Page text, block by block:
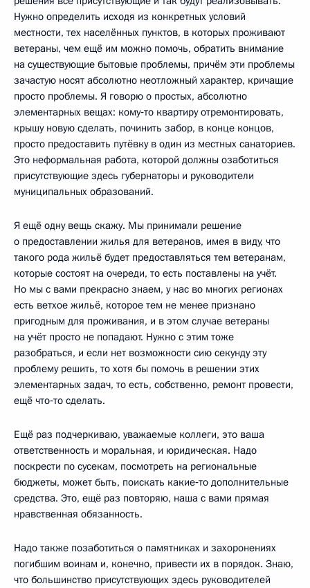
Нужно определить исходя из конкретных условий
местности, тех населённых пунктов, в которых проживают
ветераны, чем ещё им можно помочь, обратить внимание
на существующие бытовые проблемы, причём эти проблемы
зачастую носят абсолютно неотложный характер, кричащие
просто проблемы. Я говорю о простых, абсолютно
элементарных вещах: кому‑то квартиру отремонтировать,
крышу новую сделать, починить забор, в конце концов,
просто предоставить путёвку в один из местных санаториев.
Это неформальная работа, которой должны озаботиться
присутствующие здесь губернаторы и руководители
муниципальных образований.
Я ещё одну вещь скажу. Мы принимали решение
о предоставлении жилья для ветеранов, имея в виду, что
такого рода жильё будет предоставляться тем ветеранам,
которые состоят на очереди, то есть поставлены на учёт.
Но мы с вами прекрасно знаем, у нас во многих регионах
есть ветхое жильё, которое тем не менее признано
пригодным для проживания, и в этом случае ветераны
на учёт просто не попадают. Нужно с этим тоже
разобраться, и если нет возможности сию секунду эту
проблему решить, то хотя бы помочь в решении этих
элементарных задач, то есть, собственно, ремонт провести,
ещё что‑то сделать.
Ещё раз подчеркиваю, уважаемые коллеги, это ваша
ответственность и моральная, и юридическая. Надо
поскрести по сусекам, посмотреть на региональные
бюджеты, может быть, поискать какие‑то дополнительные
средства. Это, ещё раз повторяю, наша с вами прямая
нравственная обязанность.
Надо также позаботиться о памятниках и захоронениях
погибшим воинам и, конечно, привести их в порядок. Знаю,
что большинство присутствующих здесь руководителей